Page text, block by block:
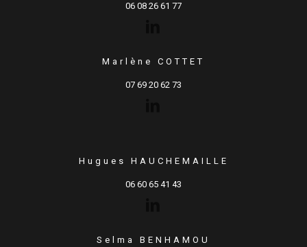
06 08 26 61 77
Marlène COTTET
07 69 20 62 73
Hugues HAUCHEMAILLE
06 60 65 41 43
Selma BENHAMOU